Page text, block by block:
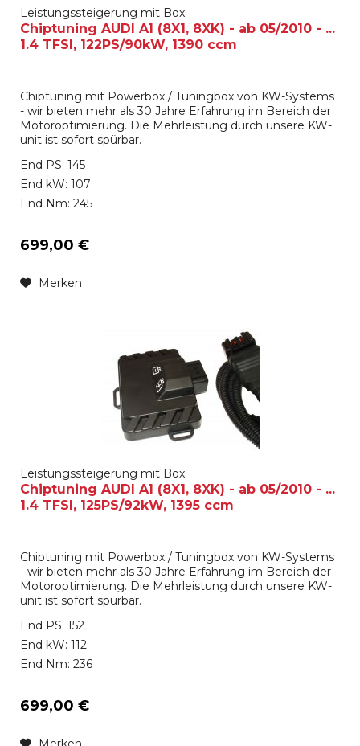
Leistungssteigerung mit Box
Chiptuning AUDI A1 (8X1, 8XK) - ab 05/2010 - ...
1.4 TFSI, 122PS/90kW, 1390 ccm
Chiptuning mit Powerbox / Tuningbox von KW-Systems
- wir bieten mehr als 30 Jahre Erfahrung im Bereich der
Motoroptimierung. Die Mehrleistung durch unsere KW-
unit ist sofort spürbar.
End PS: 145
End kW: 107
End Nm: 245
699,00 €
Merken
Leistungssteigerung mit Box
Chiptuning AUDI A1 (8X1, 8XK) - ab 05/2010 - ...
1.4 TFSI, 125PS/92kW, 1395 ccm
Chiptuning mit Powerbox / Tuningbox von KW-Systems
- wir bieten mehr als 30 Jahre Erfahrung im Bereich der
Motoroptimierung. Die Mehrleistung durch unsere KW-
unit ist sofort spürbar.
End PS: 152
End kW: 112
End Nm: 236
699,00 €